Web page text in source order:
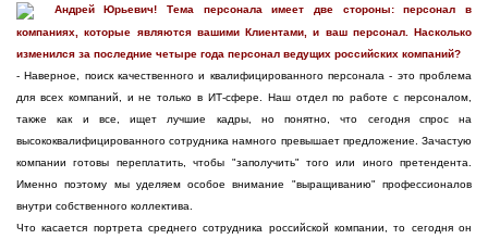
Андрей Юрьевич! Тема персонала имеет две стороны: персонал в
компаниях, которые являются вашими Клиентами, и ваш персонал. Насколько
изменился за последние четыре года персонал ведущих российских компаний?
- Наверное, поиск качественного и квалифицированного персонала - это проблема
для всех компаний, и не только в ИТ-сфере. Наш отдел по работе с персоналом,
также как и все, ищет лучшие кадры, но понятно, что сегодня спрос на
высококвалифицированного сотрудника намного превышает предложение. Зачастую
компании готовы переплатить, чтобы "заполучить" того или иного претендента.
Именно поэтому мы уделяем особое внимание "выращиванию" профессионалов
внутри собственного коллектива.
Что касается портрета среднего сотрудника российской компании, то сегодня он